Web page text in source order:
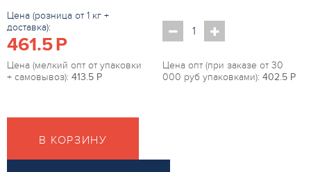
Цена (розница от 1 кг +
доставка):
461.5P
Цена (мелкий опт от упаковки
+ самовывоз): 413.5 P
Цена опт (при заказе от 30
000 руб упаковками): 402.5 P
В КОРЗИНУ